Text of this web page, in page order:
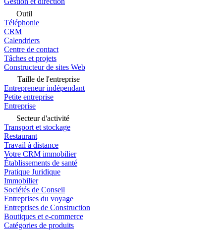
Outil
Téléphonie
CRM
Calendriers
Centre de contact
Tâches et projets
Constructeur de sites Web
Taille de l'entreprise
Entrepreneur indépendant
Petite entreprise
Entreprise
Secteur d'activité
Transport et stockage
Restaurant
Travail à distance
Votre CRM immobilier
Établissements de santé
Pratique Juridique
Immobilier
Sociétés de Conseil
Entreprises du voyage
Entreprises de Construction
Boutiques et e-commerce
Catégories de produits